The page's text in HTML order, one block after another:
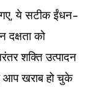
गए, ये सटीक ईंधन-
दक्षता को
शक्ति उत्पादन
खराब हो चुके